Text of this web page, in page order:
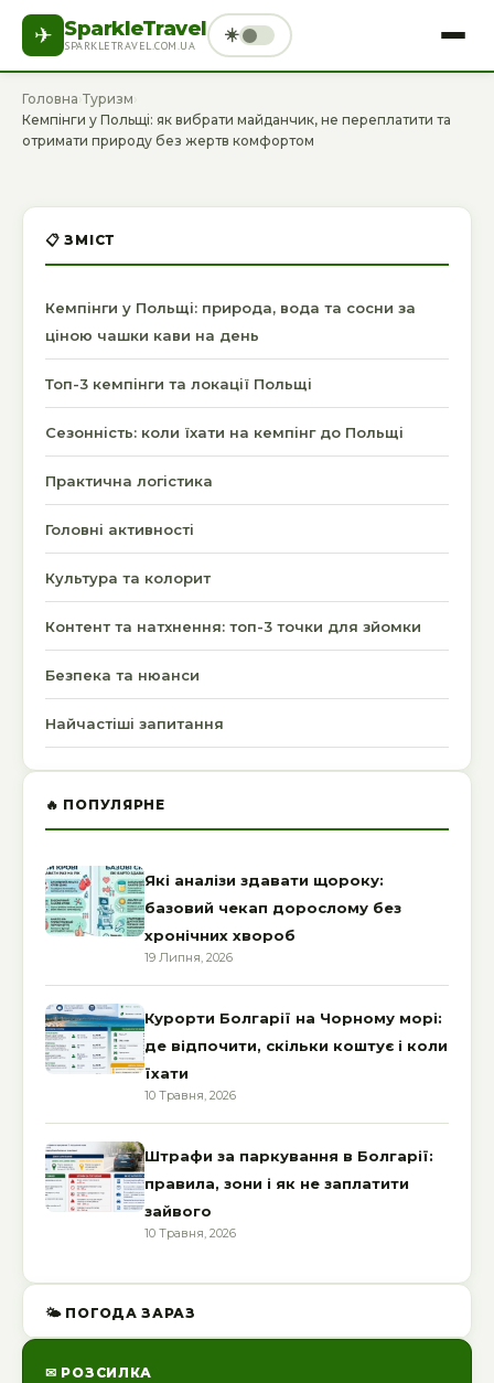
✈ SparkleTravel
SPARKLETRAVEL.COM.UA
☀️
ГОЛОВНА
ЗДОРОВ’Я СПОРТ ТЕХНІКА ФІНАНСИ
Головна ›Туризм ›
Кемпінги у Польщі: як вибрати майданчик, не переплатити та
отримати природу без жертв комфортом
📋 ЗМІСТ
Кемпінги у Польщі: природа, вода та сосни за
ціною чашки кави на день
Топ-3 кемпінги та локації Польщі
Сезонність: коли їхати на кемпінг до Польщі
Практична логістика
Головні активності
Культура та колорит
Контент та натхнення: топ-3 точки для зйомки
Безпека та нюанси
Найчастіші запитання
🔥 ПОПУЛЯРНЕ
Які аналізи здавати щороку:
базовий чекап дорослому без
хронічних хвороб
19 Липня, 2026
Курорти Болгарії на Чорному морі:
де відпочити, скільки коштує і коли
їхати
10 Травня, 2026
Штрафи за паркування в Болгарії:
правила, зони і як не заплатити
зайвого
10 Травня, 2026
🌤 ПОГОДА ЗАРАЗ
✉ РОЗСИЛКА